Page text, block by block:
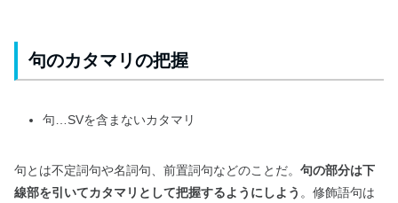
句のカタマリの把握
句…SVを含まないカタマリ
句とは不定詞句や名詞句、前置詞句などのことだ。 句の部分は下
線部を引いてカタマリとして把握するようにしよう 。修飾語句は